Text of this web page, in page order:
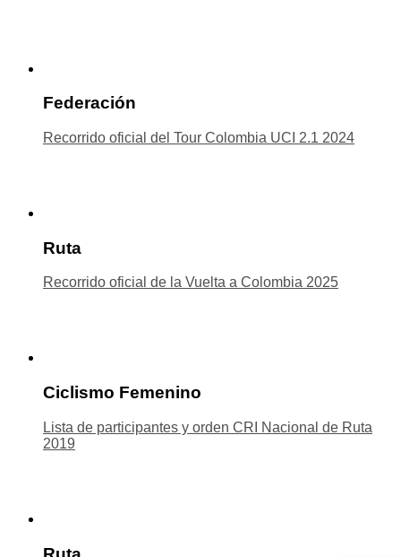
Federación
Recorrido oficial del Tour Colombia UCI 2.1 2024
Ruta
Recorrido oficial de la Vuelta a Colombia 2025
Ciclismo Femenino
Lista de participantes y orden CRI Nacional de Ruta
2019